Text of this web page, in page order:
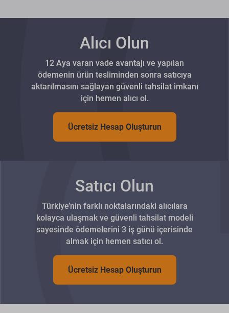
Alıcı Olun
12 Aya varan vade avantajı ve yapılan
ödemenin ürün tesliminden sonra satıcıya
aktarılmasını sağlayan güvenli tahsilat imkanı
için hemen alıcı ol.
Ücretsiz Hesap Oluşturun
Satıcı Olun
Türkiye’nin farklı noktalarındaki alıcılara
kolayca ulaşmak ve güvenli tahsilat modeli
sayesinde ödemelerini 3 iş günü içerisinde
almak için hemen satıcı ol.
Ücretsiz Hesap Oluşturun